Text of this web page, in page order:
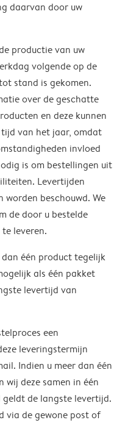
daarvan door uw
productie van uw
volgende op de
stand is gekomen.
over de geschatte
en deze kunnen
van het jaar, omdat
invloed
is om bestellingen uit
Levertijden
beschouwd. We
de door u bestelde
leveren.
één product tegelijk
als één pakket
levertijd van
een
leveringstermijn
Indien u meer dan één
deze samen in één
de langste levertijd.
via de gewone post of